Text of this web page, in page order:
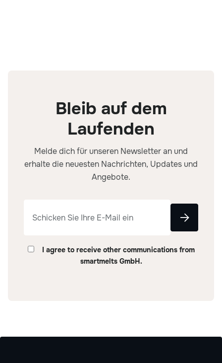
Bleib auf dem
Laufenden
Melde dich für unseren Newsletter an und
erhalte die neuesten Nachrichten, Updates und
Angebote.
I agree to receive other communications from
smartmelts GmbH.